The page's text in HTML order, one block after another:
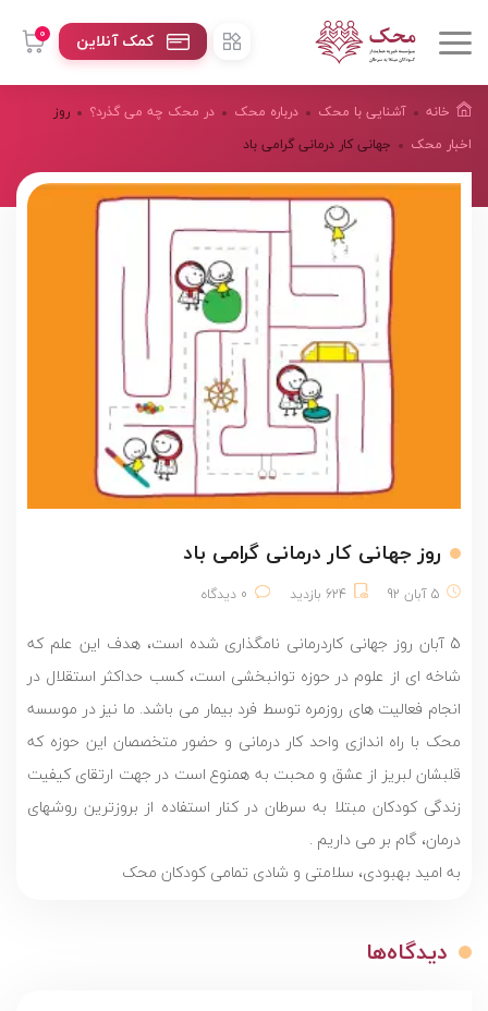
0 کمک آنلاین
خانه آشنایی با محک درباره محک
در محک چه می گذرد؟
اخبار محک
روز
جهانی کار درمانی گرامی باد
روز جهانی کار درمانی گرامی باد
5 آبان 92 624 بازدید 0 دیدگاه
5 آبان روز جهانی کاردرمانی نامگذاری شده است، هدف این علم که
شاخه ای از علوم در حوزه توانبخشی است، کسب حداکثر استقلال در
انجام فعالیت های روزمره توسط فرد بیمار می باشد. ما نیز در موسسه
محک با راه اندازی واحد کار درمانی و حضور متخصصان این حوزه که
قلبشان لبریز از عشق و محبت به همنوع است در جهت ارتقای کیفیت
زندگی کودکان مبتلا به سرطان در کنار استفاده از بروزترین روشهای
درمان، گام بر می داریم .
به امید بهبودی، سلامتی و شادی تمامی کودکان محک
دیدگاه‌ها